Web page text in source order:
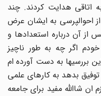
هدایت کردند. چند
احوالپرسی به ایشان عرض
آن درباره استعدادها و
اگر چه به طور ناچیز
بررسیها به دست آورده ام
بدهد به کارهای علمی
شاالله مفید برای جامعه